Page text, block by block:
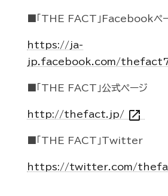
■「THE FACT」Facebookペ
https://ja-
jp.facebook.com/
■「THE FACT」公式ページ
http://thefact.jp/ open_in_new
■「THE FACT」Twitter
https://twitter.com/